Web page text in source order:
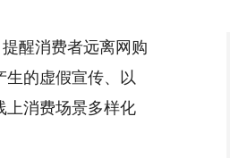
醒消费者远离网购
生的虚假宣传、以
上消费场景多样化